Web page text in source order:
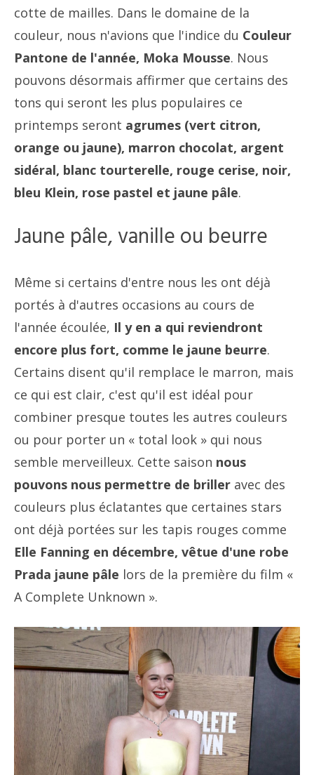
cotte de mailles. Dans le domaine de la
couleur, nous n'avions que l'indice du Couleur
Pantone de l'année, Moka Mousse. Nous
pouvons désormais affirmer que certains des
tons qui seront les plus populaires ce
printemps seront agrumes (vert citron,
orange ou jaune), marron chocolat, argent
sidéral, blanc tourterelle, rouge cerise, noir,
bleu Klein, rose pastel et jaune pâle.
Jaune pâle, vanille ou beurre
Même si certains d'entre nous les ont déjà
portés à d'autres occasions au cours de
l'année écoulée, Il y en a qui reviendront
encore plus fort, comme le jaune beurre.
Certains disent qu'il remplace le marron, mais
ce qui est clair, c'est qu'il est idéal pour
combiner presque toutes les autres couleurs
ou pour porter un « total look » qui nous
semble merveilleux. Cette saison nous
pouvons nous permettre de briller avec des
couleurs plus éclatantes que certaines stars
ont déjà portées sur les tapis rouges comme
Elle Fanning en décembre, vêtue d'une robe
Prada jaune pâle lors de la première du film «
A Complete Unknown ».